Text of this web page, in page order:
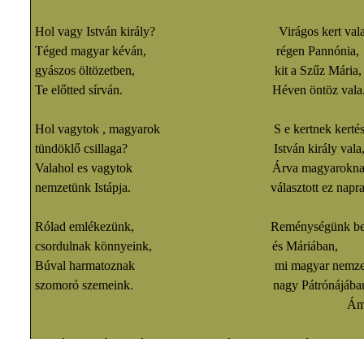
Hol vagy István király? Virágos kert
Téged magyar kéván, régen Pannónia,
gyászos öltözetben, kit a Szűz Mária,
Te előtted sírván. Héven
Hol vagytok , magyarok S e kertnek
tündöklő csillaga? István király vala,
Valahol es vagytok Árva
nemzetünk Istápja. választott ez
Rólad emlékezünk, Reménységünk
csordulnak könnyeink, és Máriában,
Búval harmatoznak mi magyar
szomoró szemeink. nagy